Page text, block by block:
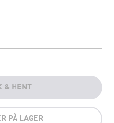
& HENT
PÅ LAGER